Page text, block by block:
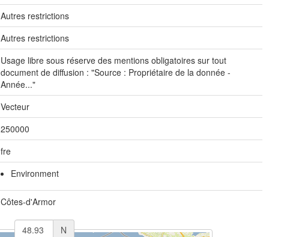
Autres restrictions
Autres restrictions
Usage libre sous réserve des mentions obligatoires sur tout
document de diffusion : "Source : Propriétaire de la donnée -
Année..."
Vecteur
250000
fre
Environment
Côtes-d'Armor
N